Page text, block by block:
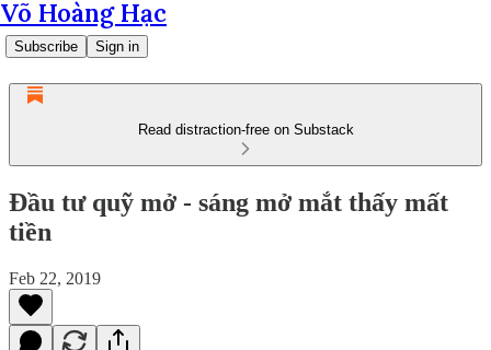
Võ Hoàng Hạc
Subscribe Sign in
Read distraction-free on Substack
Đầu tư quỹ mở - sáng mở mắt thấy mất
tiền
Feb 22, 2019